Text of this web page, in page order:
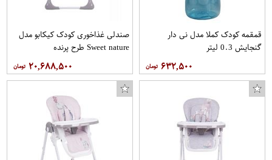
قمقمه کودک کملا مدل نی دار
گنجایش 0.3 لیتر
۶۳۲,۵۰۰
صندلی غذاخوری کودک کیکابو مدل
Sweet nature طرح پرنده
۲۰,۶۸۸,۵۰۰